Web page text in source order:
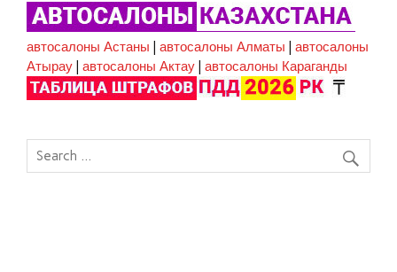
автосалоны Астаны |автосалоны Алматы |автосалоны
Атырау |автосалоны Актау |автосалоны Караганды